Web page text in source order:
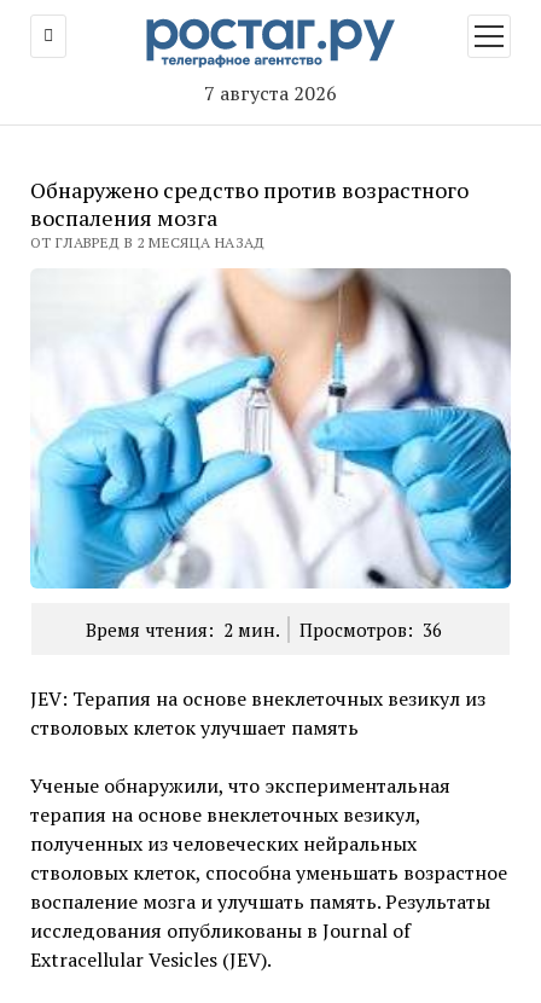
7 августа 2026
меню
Обнаружено средство против возрастного
воспаления мозга
ОТ ГЛАВРЕД В 2 МЕСЯЦА НАЗАД
Время чтения: 2 мин. Просмотров: 36
JEV: Терапия на основе внеклеточных везикул из
стволовых клеток улучшает память
Ученые обнаружили, что экспериментальная
терапия на основе внеклеточных везикул,
полученных из человеческих нейральных
стволовых клеток, способна уменьшать возрастное
воспаление мозга и улучшать память. Результаты
исследования опубликованы в Journal of
Extracellular Vesicles (JEV).